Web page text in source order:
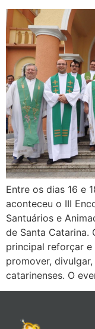
Entre os dias 16 e
aconteceu o III
Santuários e
de Santa
principal reforçar e
promover,
catarinenses. O